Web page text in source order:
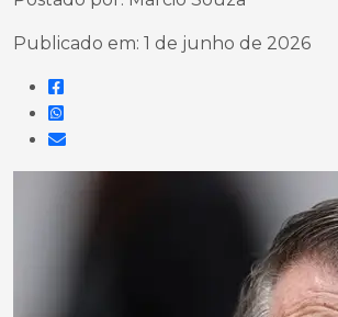
Publicado em: 1 de junho de 2026